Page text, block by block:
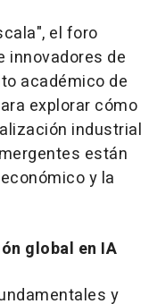
el foro
innovadores de
académico de
explorar cómo
industrial
están
y la
global en IA
y